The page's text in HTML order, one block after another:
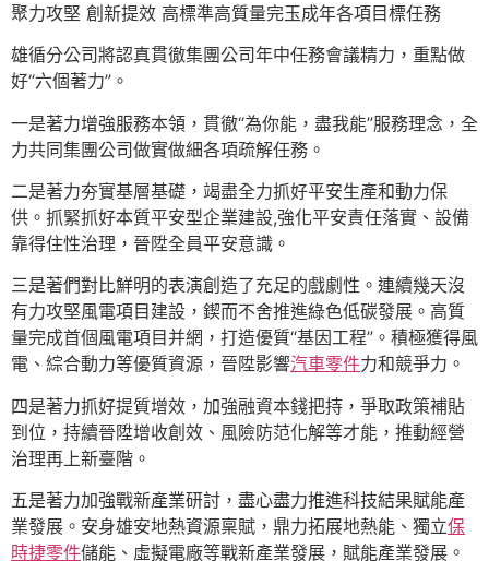
聚力攻堅 創新提效 高標準高質量完玉成年各項目標任務
雄循分公司將認真貫徹集團公司年中任務會議精力，重點做
好“六個著力”。
一是著力增強服務本領，貫徹“為你能，盡我能”服務理念，全
力共同集團公司做實做細各項疏解任務。
二是著力夯實基層基礎，竭盡全力抓好平安生產和動力保
供。抓緊抓好本質平安型企業建設,強化平安責任落實、設備
靠得住性治理，晉陞全員平安意識。
三是著們對比鮮明的表演創造了充足的戲劇性。連續幾天沒
有力攻堅風電項目建設，鍥而不舍推進綠色低碳發展。高質
量完成首個風電項目并網，打造優質“基因工程”。積極獲得風
電、綜合動力等優質資源，晉陞影響汽車零件力和競爭力。
四是著力抓好提質增效，加強融資本錢把持，爭取政策補貼
到位，持續晉陞增收創效、風險防范化解等才能，推動經營
治理再上新臺階。
五是著力加強戰新產業研討，盡心盡力推進科技結果賦能產
業發展。安身雄安地熱資源稟賦，鼎力拓展地熱能、獨立保
時捷零件儲能、虛擬電廠等戰新產業發展，賦能產業發展。